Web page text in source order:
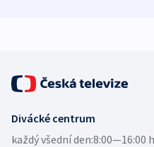
Divácké centrum
každý všední den:8:00—16:00